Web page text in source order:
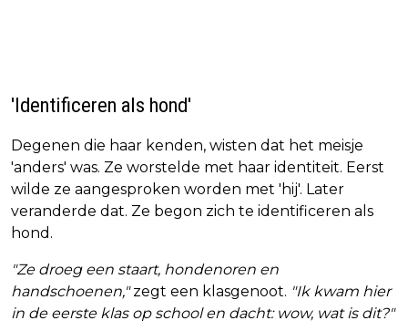
'Identificeren als hond'
Degenen die haar kenden, wisten dat het meisje
'anders' was. Ze worstelde met haar identiteit. Eerst
wilde ze aangesproken worden met 'hij'. Later
veranderde dat. Ze begon zich te identificeren als
hond.
"Ze droeg een staart, hondenoren en
handschoenen,"zegt een klasgenoot. "Ik kwam hier
in de eerste klas op school en dacht: wow, wat is dit?"